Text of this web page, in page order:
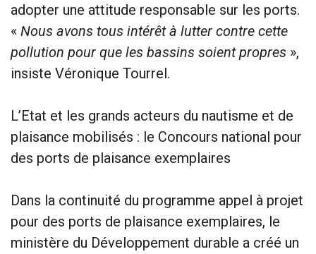
adopter une attitude responsable sur les ports.
« Nous avons tous intérêt à lutter contre cette
pollution pour que les bassins soient propres »,
insiste Véronique Tourrel.
L’Etat et les grands acteurs du nautisme et de
plaisance mobilisés : le Concours national pour
des ports de plaisance exemplaires
Dans la continuité du programme appel à projet
pour des ports de plaisance exemplaires, le
ministère du Développement durable a créé un